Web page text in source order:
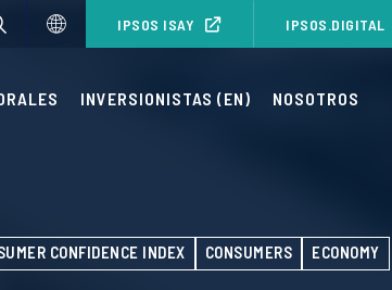
IPSOS ISAY IPSOS.DIGITAL
INVERSIONISTAS (EN) NOSOTROS
CONFIDENCE INDEX CONSUMERS ECONOMY